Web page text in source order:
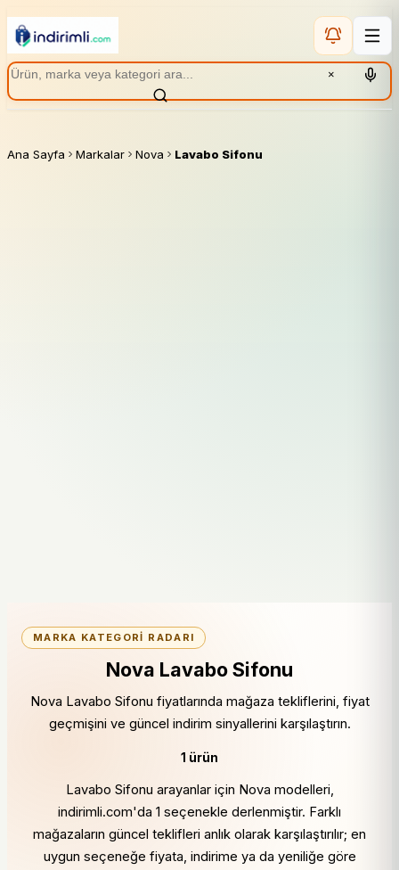
×
Ana Sayfa Markalar Nova Lavabo Sifonu
MARKA KATEGORI RADARI
Nova Lavabo Sifonu
Nova Lavabo Sifonu fiyatlarında mağaza tekliflerini, fiyat
geçmişini ve güncel indirim sinyallerini karşılaştırın.
1 ürün
Lavabo Sifonu arayanlar için Nova modelleri,
indirimli.com'da 1 seçenekle derlenmiştir. Farklı
mağazaların güncel teklifleri anlık olarak karşılaştırılır; en
uygun seçeneğe fiyata, indirime ya da yeniliğe göre